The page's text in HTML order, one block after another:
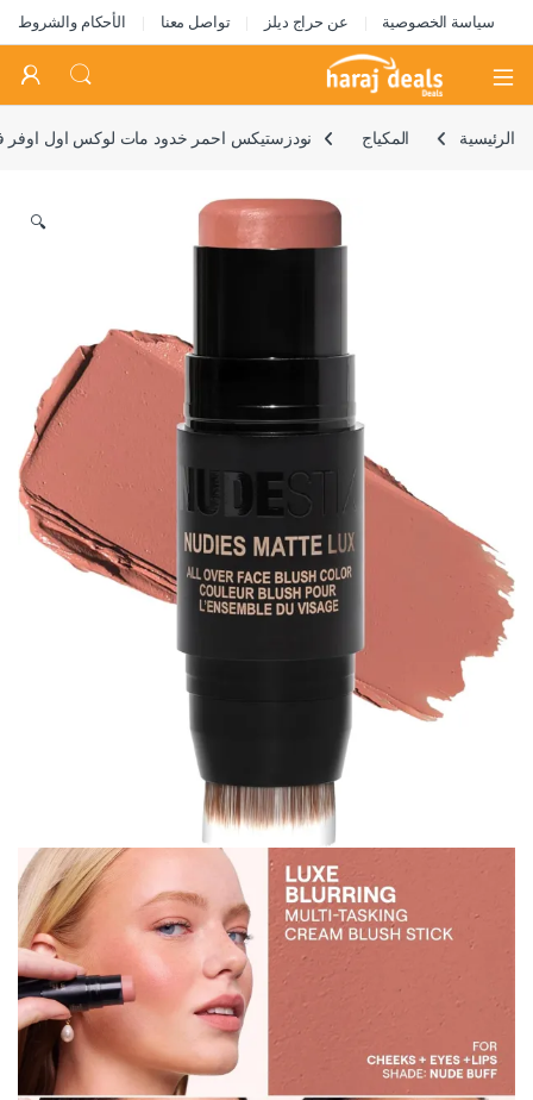
سياسة الخصوصية عن حراج ديلز تواصل معنا الأحكام والشروط
Open
الرئيسية المكياج نودزستيكس احمر خدود مات لوكس اول اوفر فيس من نوديز، 7
🔍